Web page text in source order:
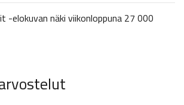
elokuvan näki viikonloppuna 27 000